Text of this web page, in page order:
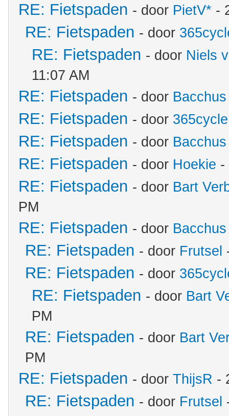
RE: Fietspaden - door PietV* -
RE: Fietspaden - door
RE: Fietspaden - door Niels
11:07 AM
RE: Fietspaden - door Bacchus
RE: Fietspaden - door 365cycle
RE: Fietspaden - door Bacchus
RE: Fietspaden - door Hoekie -
RE: Fietspaden - door Bart
PM
RE: Fietspaden - door Bacchus
RE: Fietspaden - door Frutsel
RE: Fietspaden - door
RE: Fietspaden - door Bart
PM
RE: Fietspaden - door Bart
PM
RE: Fietspaden - door ThijsR -
RE: Fietspaden - door Frutsel